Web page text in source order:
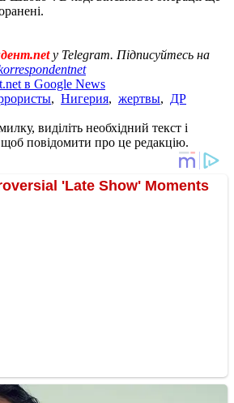
у Telegram. Підписуйтесь на
в Google News
, Нигерия, жертвы, ДР
виділіть необхідний текст і
повідомити про це редакцію.